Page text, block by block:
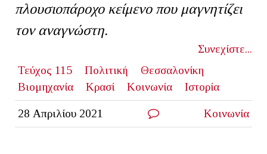
πλουσιοπάροχο κείμενο που μαγνητίζει
τον αναγνώστη.
Συνεχίστε...
Τεύχος 115
Πολιτική
Θεσσαλονίκη
Βιομηχανία
Κρασί Κοινωνία Ιστορία
28 Απριλίου 2021 Κοινωνία